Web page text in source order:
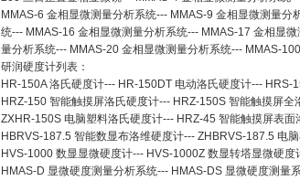
MMAS-6 金相显微测量分析系统--- MMAS-9 金相显微测量分
统--- MMAS-16 金相显微测量分析系统--- MMAS-17 金相显微
量分析系统--- MMAS-20 金相显微测量分析系统--- MMAS-100
研润硬度计列表：
HR-150A 洛氏硬度计--- HR-150DT 电动洛氏硬度计--- HRS-
HRZ-150 智能触摸屏洛氏硬度计--- HRZ-150S 智能触摸屏全
ZXHR-150S 电脑塑料洛氏硬度计--- HRZ-45 智能触摸屏表面
HBRVS-187.5 智能数显布洛维硬度计--- ZHBRVS-187.5 电
HVS-1000 数显显微硬度计--- HVS-1000Z 数显转塔显微硬度
HMAS-D 显微硬度测量分析系统--- HMAS-DS 显微硬度测量